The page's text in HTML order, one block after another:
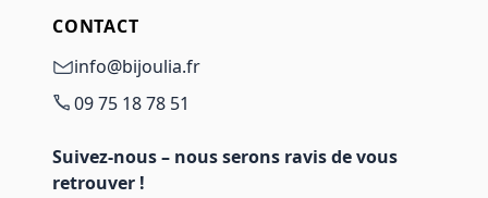
CONTACT
info@bijoulia.fr
09 75 18 78 51
Suivez-nous – nous serons ravis de vous
retrouver !